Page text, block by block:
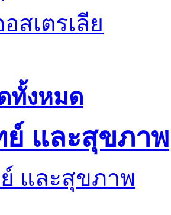
สเตรเลีย
ทั้งหมด
ย์ และสุขภาพ